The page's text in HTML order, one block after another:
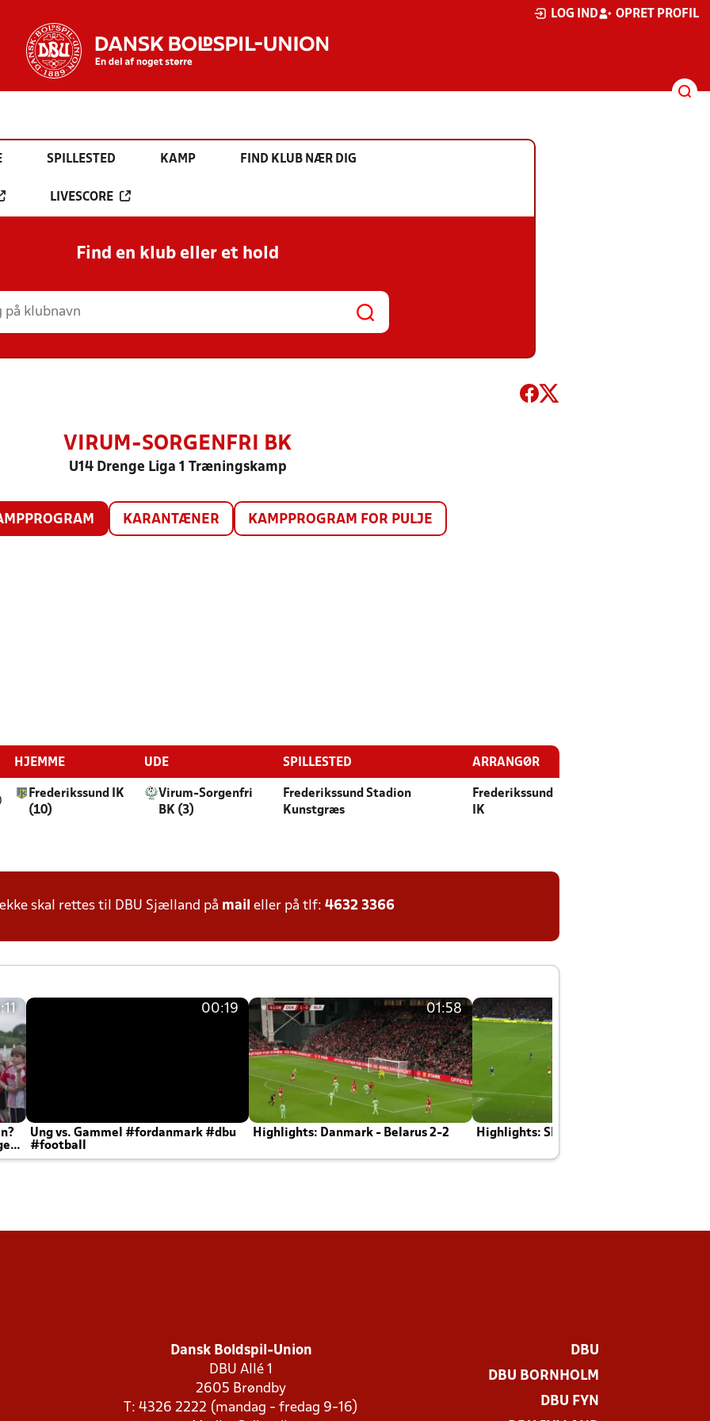
LOG IND OPRET PROFIL
SPILLESTED KAMP FIND KLUB NÆR DIG
LIVESCORE
Find en klub eller et hold
VIRUM-SORGENFRI BK
U14 Drenge Liga 1 Træningskamp
KARANTÆNER KAMPPROGRAM FOR PULJE
HJEMME UDE SPILLESTED ARRANGØR
Frederikssund IK
(10)
Virum-Sorgenfri
BK (3)
Frederikssund Stadion
Kunstgræs
Frederikssund
IK
skal rettes til DBU Sjælland på mail eller på tlf: 4632 3366
00:19
Ung vs. Gammel #fordanmark #dbu
#football
01:58
Highlights: Danmark - Belarus 2-2 Highlights: Skotland - Danmark 4-2
Dansk Boldspil-Union
DBU Allé 1
2605 Brøndby
T: 4326 2222 (mandag - fredag 9-16)
DBU
DBU BORNHOLM
DBU FYN